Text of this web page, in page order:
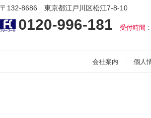
〒132-8686 東京都江戸川区松江7-8-10
0120-996-181 受付時間
会社案内 個人